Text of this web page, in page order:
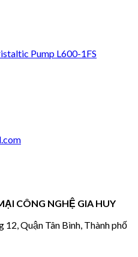
Pump L600-1FS
CÔNG NGHỆ GIA HUY
Quận Tân Bình, Thành phố